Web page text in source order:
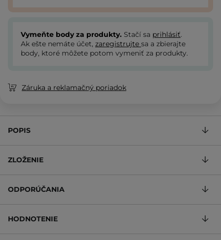
Vymeňte body za produkty. Stačí sa prihlásiť.
Ak ešte nemáte účet, zaregistrujte sa a zbierajte
body, ktoré môžete potom vymeniť za produkty.
Záruka a reklamačný poriadok
POPIS
ZLOŽENIE
ODPORÚČANIA
HODNOTENIE